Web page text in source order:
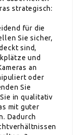
strategisch:
für die
Sie sicher,
sind,
und
an
oder
Sie
in qualitativ
mit guter
Dadurch